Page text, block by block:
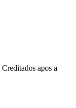
Creditados apos a